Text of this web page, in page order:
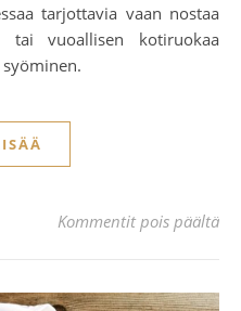
tarjottavia vaan nostaa
tai vuoallisen kotiruokaa
Kommentit pois päältä